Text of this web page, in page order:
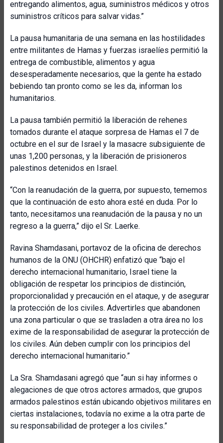
entregando alimentos, agua, suministros médicos y otros
suministros críticos para salvar vidas.”
La pausa humanitaria de una semana en las hostilidades
entre militantes de Hamas y fuerzas israelíes permitió la
entrega de combustible, alimentos y agua
desesperadamente necesarios, que la gente ha estado
bebiendo tan pronto como se les da, informan los
humanitarios.
La pausa también permitió la liberación de rehenes
tomados durante el ataque sorpresa de Hamas el 7 de
octubre en el sur de Israel y la masacre subsiguiente de
unas 1,200 personas, y la liberación de prisioneros
palestinos detenidos en Israel.
“Con la reanudación de la guerra, por supuesto, tememos
que la continuación de esto ahora esté en duda. Por lo
tanto, necesitamos una reanudación de la pausa y no un
regreso a la guerra,” dijo el Sr. Laerke.
Ravina Shamdasani, portavoz de la oficina de derechos
humanos de la ONU (OHCHR) enfatizó que “bajo el
derecho internacional humanitario, Israel tiene la
obligación de respetar los principios de distinción,
proporcionalidad y precaución en el ataque, y de asegurar
la protección de los civiles. Advertirles que abandonen
una zona particular o que se trasladen a otra área no los
exime de la responsabilidad de asegurar la protección de
los civiles. Aún deben cumplir con los principios del
derecho internacional humanitario.”
La Sra. Shamdasani agregó que “aun si hay informes o
alegaciones de que otros actores armados, que grupos
armados palestinos están ubicando objetivos militares en
ciertas instalaciones, todavía no exime a la otra parte de
su responsabilidad de proteger a los civiles.”